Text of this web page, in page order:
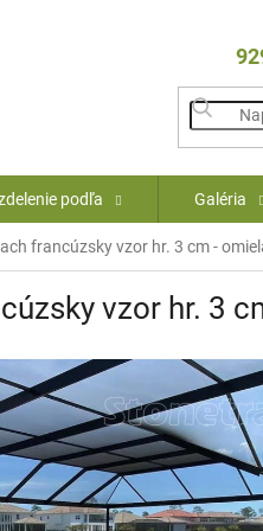
podľa Galéria
francúzsky vzor hr. 3 cm -
vzor hr. 3